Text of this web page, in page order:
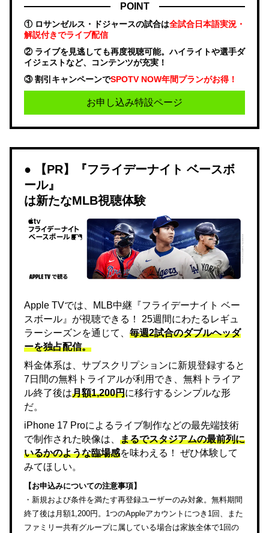
POINT
① ロサンゼルス・ドジャースの試合は全試合日本語実況・
解説付きでライブ配信
② ライブを見逃しても再度視聴可能。ハイライトや選手ダ
イジェストなど、コンテンツが充実！
③ 割引キャンペーンでSPOTV NOW年間プランがお得！
お申し込み特設ページ
【PR】『フライデーナイト ベースボ
ール』
は新たなMLB視聴体験
Apple TVでは、MLB中継『フライデーナイト ベー
スボール』が視聴できる！ 25週間にわたるレギュ
ラーシーズンを通じて、 毎週2試合のダブルヘッダ
ーを独占配信。
料金体系は、サブスクリプションに新規登録すると
7日間の無料トライアルが利用でき、無料トライア
ル終了後は月額1,200円に移行するシンプルな形
だ。
iPhone 17 Proによるライブ制作などの最先端技術
で制作された映像は、 まるでスタジアムの最前列に
いるかのような臨場感を味わえる！ ぜひ体験して
みてほしい。
【お申込みについての注意事項】
・新規および条件を満たす再登録ユーザーのみ対象。無料期間
終了後は月額1,200円。1つのAppleアカウントにつき1回、また
ファミリー共有グループに属している場合は家族全体で1回の